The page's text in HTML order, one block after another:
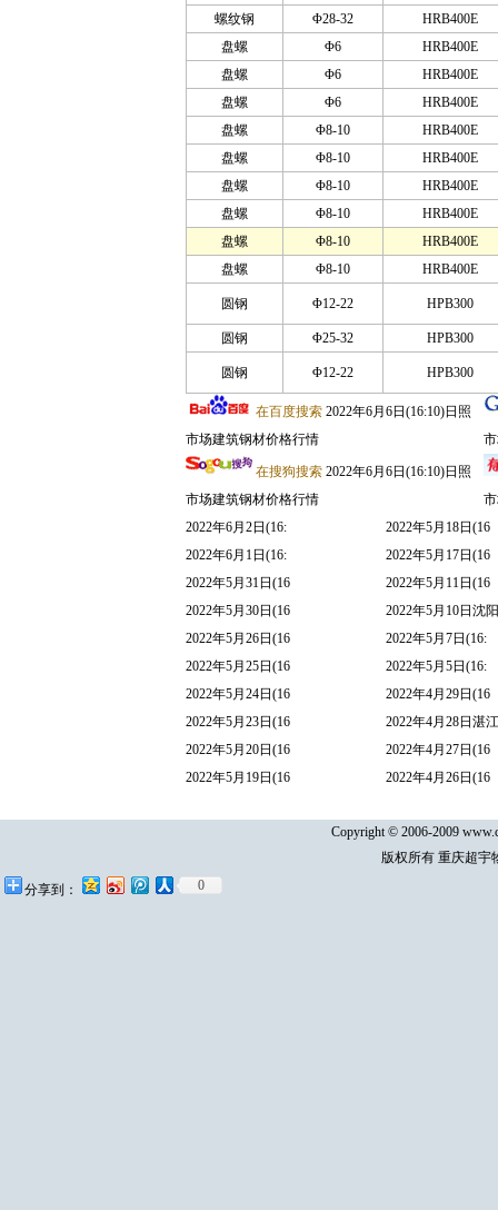
螺纹钢
Φ28-32
HRB400E
盘螺
Φ6
HRB400E
盘螺
Φ6
HRB400E
盘螺
Φ6
HRB400E
盘螺
Φ8-10
HRB400E
盘螺
Φ8-10
HRB400E
盘螺
Φ8-10
HRB400E
盘螺
Φ8-10
HRB400E
盘螺
Φ8-10
HRB400E
盘螺
Φ8-10 HRB400E
圆钢 Φ12-22 HPB300
圆钢 Φ25-32 HPB300
圆钢 Φ12-22 HPB300
在百度搜索 2022年6月6日(16:10)日照
市场建筑钢材价格行情
在搜狗搜索 2022年6月6日(16:10)日照
市场建筑钢材价格行情
2022年6月2日(16:
2022年6月1日(16:
2022年5月31日(16
2022年5月30日(16
2022年5月26日(16
2022年5月25日(16
2022年5月24日(16
2022年5月23日(16
2022年5月20日(16
2022年5月19日(16
2022年5月18日(16
2022年5月17日(16
2022年5月11日(16
2022年5月10日沈
2022年5月7日(16:
2022年5月5日(16:
2022年4月29日(16
2022年4月28日湛
2022年4月27日(16
2022年4月26日(16
Copyright © 2006-2009
版权所有 重庆超宇
分享到： 0